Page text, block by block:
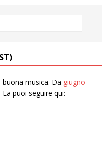
musica. Da giugno
puoi seguire qui: